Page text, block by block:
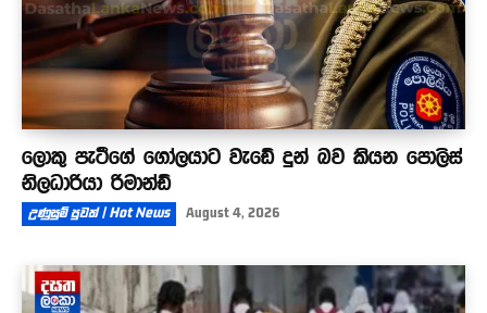
ලොකු පැටීගේ ගෝලයාට වැඩේ දුන් බව කියන පොලිස්
නිලධාරියා රිමාන්ඩ්
උණුසුම් පුවත් | Hot News August 4, 2026